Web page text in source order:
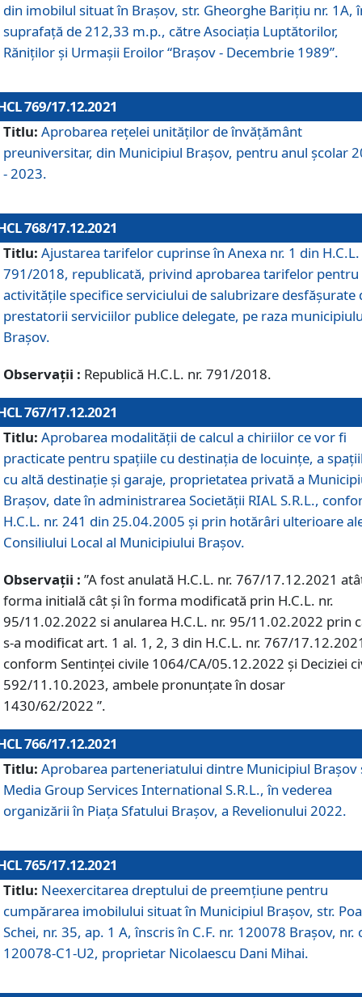
din imobilul situat în Braşov, str. Gheorghe Bariţiu nr. 1A,
suprafaţă de 212,33 m.p., către Asociaţia Luptătorilor,
Răniţilor şi Urmaşii Eroilor “Braşov - Decembrie 1989”.
769/17.12.2021
Titlu: Aprobarea reţelei unităţilor de învăţământ
preuniversitar, din Municipiul Braşov, pentru anul şcolar
- 2023.
768/17.12.2021
Titlu: Ajustarea tarifelor cuprinse în Anexa nr. 1 din H.C.L.
791/2018, republicată, privind aprobarea tarifelor pentru
activităţile specifice serviciului de salubrizare desfăşurate
prestatorii serviciilor publice delegate, pe raza
Braşov.
Observații : Republică H.C.L. nr. 791/2018.
767/17.12.2021
Titlu: Aprobarea modalității de calcul a chiriilor ce vor fi
practicate pentru spaţiile cu destinaţia de locuinţe, a
cu altă destinaţie şi garaje, proprietatea privată a
Braşov, date în administrarea Societăţii RIAL S.R.L.,
H.C.L. nr. 241 din 25.04.2005 și prin hotărâri ulterioare
Consiliului Local al Municipiului Braşov.
Observații : ”A fost anulată H.C.L. nr. 767/17.12.2021
forma initială cât și în forma modificată prin H.C.L. nr.
95/11.02.2022 si anularea H.C.L. nr. 95/11.02.2022 prin
s-a modificat art. 1 al. 1, 2, 3 din H.C.L. nr. 767/
conform Sentinței civile 1064/CA/05.12.2022 și Deciziei
592/11.10.2023, ambele pronunțate în dosar
1430/62/2022 ”.
766/17.12.2021
Titlu: Aprobarea parteneriatului dintre Municipiul Brașov
Media Group Services International S.R.L., în vederea
organizării în Piața Sfatului Brașov, a Revelionului 2022.
765/17.12.2021
Titlu: Neexercitarea dreptului de preemţiune pentru
cumpărarea imobilului situat în Municipiul Braşov, str.
Schei, nr. 35, ap. 1 A, înscris în C.F. nr. 120078 Brașov, nr.
120078-C1-U2, proprietar Nicolaescu Dani Mihai.